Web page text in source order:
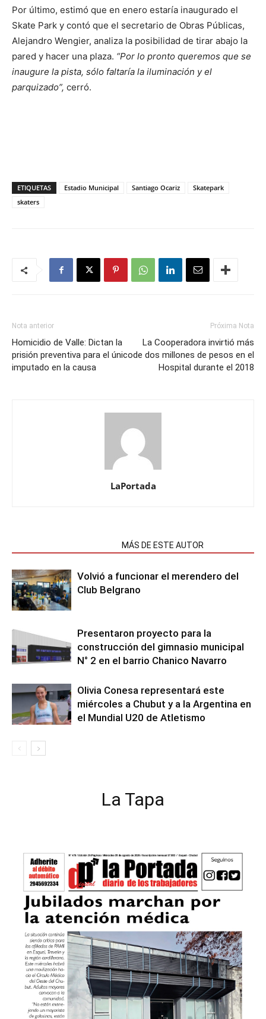
Por último, estimó que en enero estaría inaugurado el
Skate Park y contó que el secretario de Obras Públicas,
Alejandro Wengier, analiza la posibilidad de tirar abajo la
pared y hacer una plaza. “Por lo pronto queremos que se
inaugure la pista, sólo faltaría la iluminación y el
parquizado”, cerró.
ETIQUETAS Estadio Municipal Santiago Ocariz
Skatepark
skaters
Nota anterior
Homicidio de Valle: Dictan la
prisión preventiva para el único
imputado en la causa
Próxima Nota
La Cooperadora invirtió más
de dos millones de pesos en el
Hospital durante el 2018
LaPortada
MÁS DE ESTE AUTOR
Volvió a funcionar el merendero del
Club Belgrano
Presentaron proyecto para la
construcción del gimnasio municipal
N° 2 en el barrio Chanico Navarro
Olivia Conesa representará este
miércoles a Chubut y a la Argentina en
el Mundial U20 de Atletismo
La Tapa